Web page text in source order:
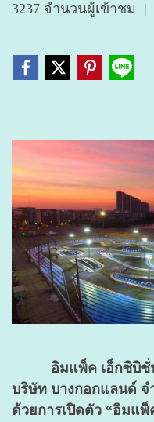
3237 จำนวนผู้เข้าชม |
อิมแพ็ค เอ็กซิบิชั่น
บริษัท บางกอกแลนด์
ด้วยการเปิดตัว “อิมแ